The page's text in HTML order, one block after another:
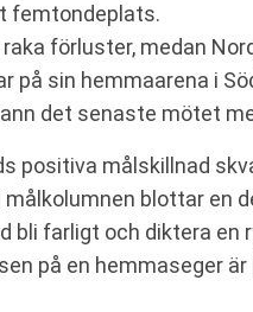
femtondeplats.
raka förluster, medan
på sin hemmaarena i
det senaste mötet
positiva målskillnad
målkolumnen blottar
farligt och diktera en
på en hemmaseger